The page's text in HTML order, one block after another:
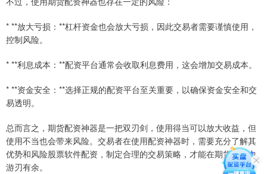
* **放大亏损：**杠杆资金也会放大亏损，因此交易者需要谨慎使用，
控制风险。
* **利息成本：**配资平台通常会收取利息费用，这会增加交易成本。
* **资金安全：**选择正规的配资平台至关重要，以确保资金安全和交
易透明。
总而言之，期货配资神器是一把双刃剑，使用得当可以放大收益，但
使用不当也会带来风险。交易者在使用配资神器时，需要充分了解其
优势和风险股票软件配资，制定合理的交易策略，才能在期货市场中
游刃有余。